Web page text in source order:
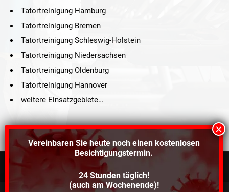
Tatortreinigung Hamburg
Tatortreinigung Bremen
Tatortreinigung Schleswig-Holstein
Tatortreinigung Niedersachsen
Tatortreinigung Oldenburg
Tatortreinigung Hannover
weitere Einsatzgebiete…
©2021 Schröders Service Team Nord, All Rights Reserved.
Vereinbaren Sie heute noch einen kostenlosen
Besichtigungstermin.
24 Stunden täglich!
(auch am Wochenende)!